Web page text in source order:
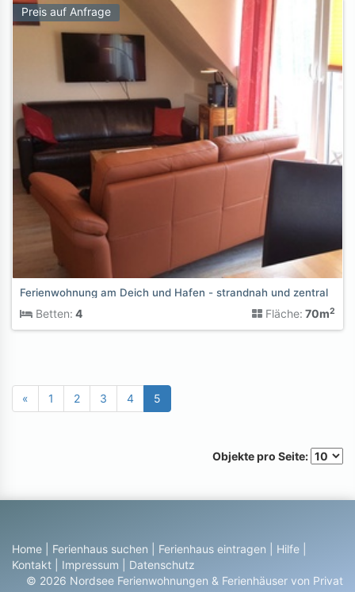
Preis auf Anfrage
Ferienwohnung am Deich und Hafen - strandnah und zentral
Betten: 4 Fläche: 70m2
« 1 2 3 4 5
Objekte pro Seite:
Home Ferienhaus suchen Ferienhaus eintragen Hilfe
Kontakt
Impressum
Datenschutz
© 2026 Nordsee Ferienwohnungen & Ferienhäuser von Privat